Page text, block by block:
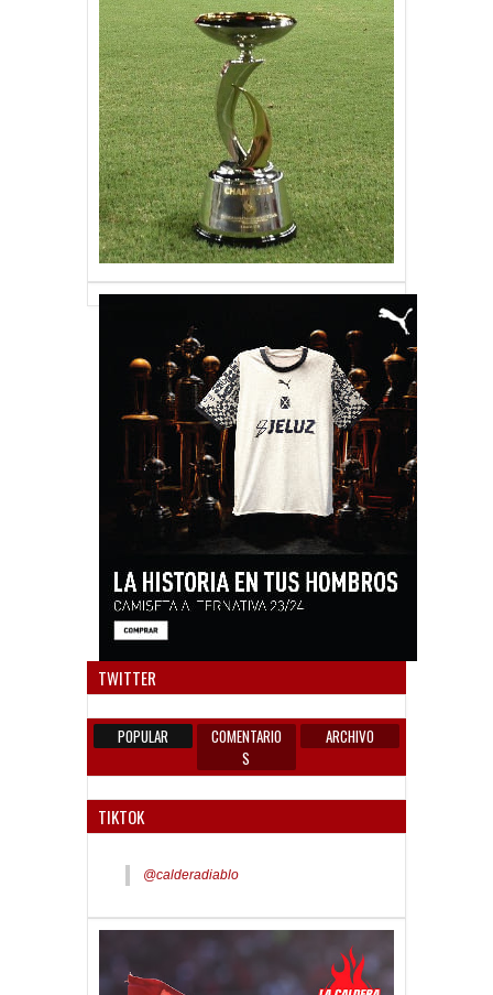
TWITTER
POPULAR
COMENTARIO
S
ARCHIVO
TIKTOK
@calderadiablo